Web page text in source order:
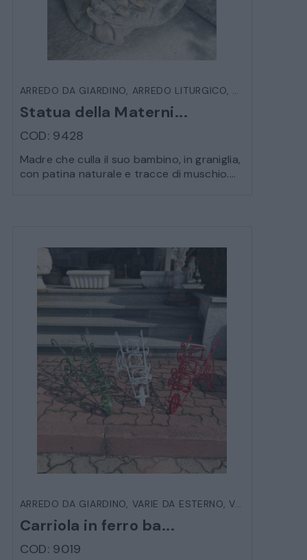
ARREDO DA GIARDINO, ARREDO LITURGICO, RELIGIOSI
Statua della Materni...
COD: 9428
Madre che culla il suo bambino, in graniglia,
con patina naturale e tracce di muschio....
ARREDO DA GIARDINO, VARIE DA ESTERNO,VASCHE E FIORIERE
Carriola in ferro ba...
COD: 9019